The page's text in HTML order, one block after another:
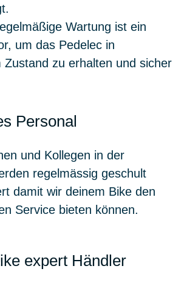
Wartung ist ein
um das Pedelec in
Zustand zu erhalten und sicher
Personal
und Kollegen in der
regelmässig geschult
damit wir deinem Bike den
Service bieten können.
expert Händler